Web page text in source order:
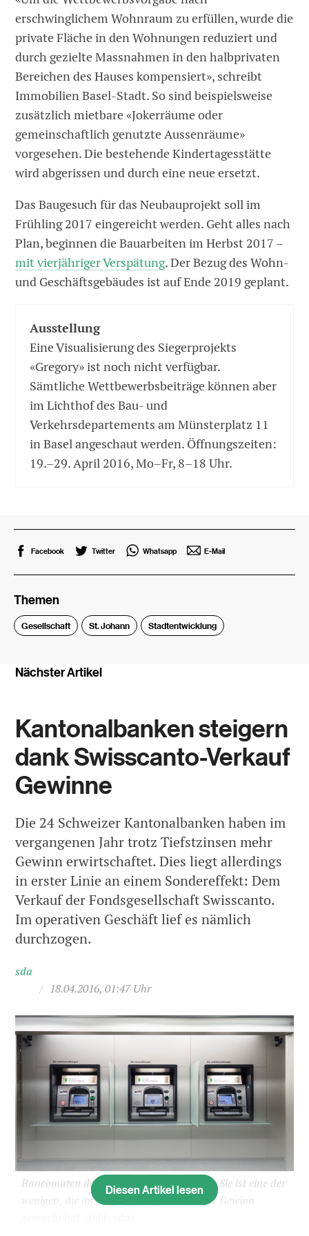
erschwinglichem Wohnraum zu erfüllen, wurde die
private Fläche in den Wohnungen reduziert und
durch gezielte Massnahmen in den halbprivaten
Bereichen des Hauses kompensiert», schreibt
Immobilien Basel-Stadt. So sind beispielsweise
zusätzlich mietbare «Jokerräume oder
gemeinschaftlich genutzte Aussenräume»
vorgesehen. Die bestehende Kindertagesstätte
wird abgerissen und durch eine neue ersetzt.
Das Baugesuch für das Neubauprojekt soll im
Frühling 2017 eingereicht werden. Geht alles nach
Plan, beginnen die Bauarbeiten im Herbst 2017 –
mit vierjähriger Verspätung. Der Bezug des Wohn-
und Geschäftsgebäudes ist auf Ende 2019 geplant.
Ausstellung
Eine Visualisierung des Siegerprojekts
«Gregory» ist noch nicht verfügbar.
Sämtliche Wettbewerbsbeiträge können aber
im Lichthof des Bau- und
Verkehrsdepartements am Münsterplatz 11
in Basel angeschaut werden. Öffnungszeiten:
19.–29. April 2016, Mo–Fr, 8–18 Uhr.
Facebook Twitter Whatsapp E-Mail
Themen
Gesellschaft St. Johann Stadtentwicklung
Nächster Artikel
Kantonalbanken steigern
dank Swisscanto-Verkauf
Gewinne
Die 24 Schweizer Kantonalbanken haben im
vergangenen Jahr trotz Tiefstzinsen mehr
Gewinn erwirtschaftet. Dies liegt allerdings
in erster Linie an einem Sondereffekt: Dem
Verkauf der Fondsgesellschaft Swisscanto.
Im operativen Geschäft lief es nämlich
durchzogen.
sda
/ 18.04.2016, 01:47 Uhr
Bancomaten der St. Galler Kantonalbank: Sie ist eine der
wenigen, die im vergangenen Jahr weniger Gewinn
Diesen Artikel lesen